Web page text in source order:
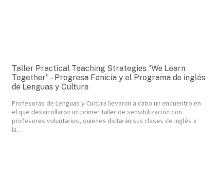
Taller Practical Teaching Strategies “We Learn
Together” – Progresa Fenicia y el Programa de inglés
de Lenguas y Cultura
Profesoras de Lenguas y Cultura llevaron a cabo un encuentro en
el que desarrollaron un primer taller de sensibilización con
profesores voluntarios, quienes dictarán sus clases de inglés a
la...